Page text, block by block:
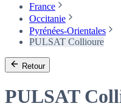
France
Occitanie
Pyrénées-Orientales
PULSAT Collioure
Retour
PULSAT